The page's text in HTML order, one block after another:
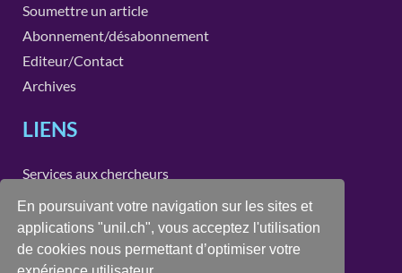
En poursuivant votre navigation sur les sites et
applications "unil.ch", vous acceptez l'utilisation
de cookies nous permettant d’optimiser votre
Soumettre un article
Abonnement/désabonnement
Editeur/Contact
Archives
LIENS
Services aux chercheurs
Instituts et unités de recherche de la Faculté des SSP
CONTACT